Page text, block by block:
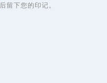
后留下您的印记。